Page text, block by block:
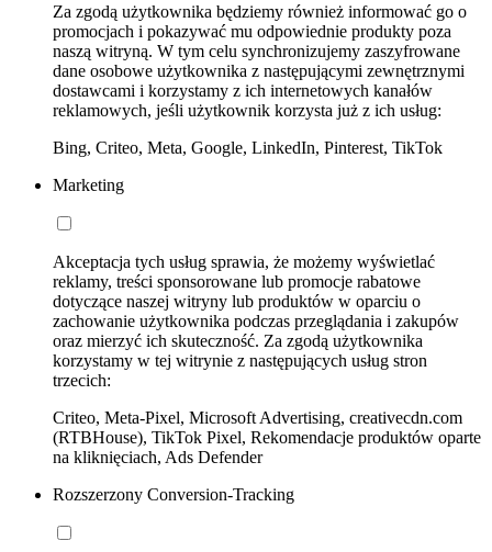
Za zgodą użytkownika będziemy również informować go o
promocjach i pokazywać mu odpowiednie produkty poza
naszą witryną. W tym celu synchronizujemy zaszyfrowane
dane osobowe użytkownika z następującymi zewnętrznymi
dostawcami i korzystamy z ich internetowych kanałów
reklamowych, jeśli użytkownik korzysta już z ich usług:
Bing, Criteo, Meta, Google, LinkedIn, Pinterest, TikTok
Marketing
Akceptacja tych usług sprawia, że możemy wyświetlać
reklamy, treści sponsorowane lub promocje rabatowe
dotyczące naszej witryny lub produktów w oparciu o
zachowanie użytkownika podczas przeglądania i zakupów
oraz mierzyć ich skuteczność. Za zgodą użytkownika
korzystamy w tej witrynie z następujących usług stron
trzecich:
Criteo, Meta-Pixel, Microsoft Advertising, creativecdn.com
(RTBHouse), TikTok Pixel, Rekomendacje produktów oparte
na kliknięciach, Ads Defender
Rozszerzony Conversion-Tracking